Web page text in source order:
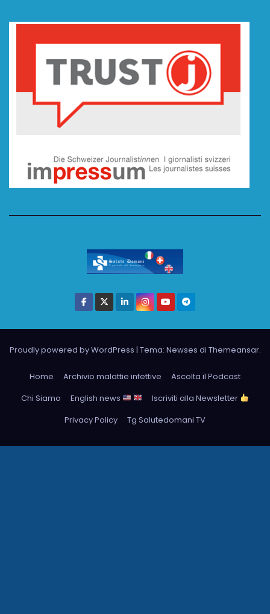
Proudly powered by WordPress | Tema: Newses di Themeansar.
Home Archivio malattie infettive
Ascolta il Podcast
Chi Siamo
English news
Iscriviti alla Newsletter
Privacy Policy
Tg Salutedomani TV